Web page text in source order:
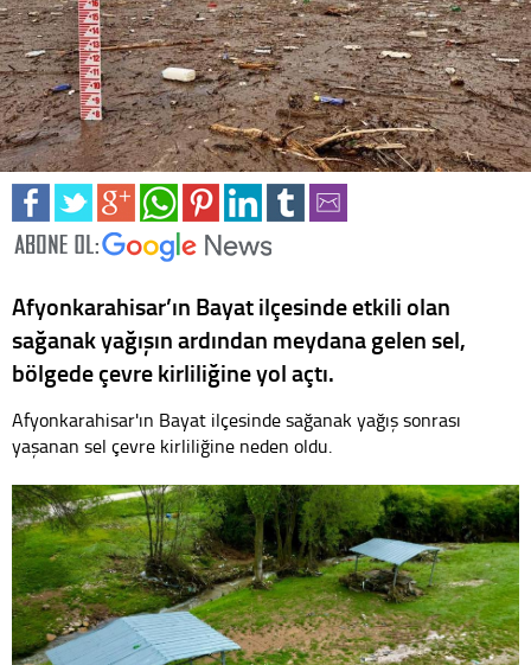
Afyonkarahisar’ın Bayat ilçesinde etkili olan
sağanak yağışın ardından meydana gelen sel,
bölgede çevre kirliliğine yol açtı.
Afyonkarahisar'ın Bayat ilçesinde sağanak yağış sonrası
yaşanan sel çevre kirliliğine neden oldu.